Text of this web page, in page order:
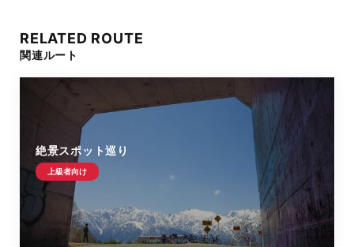
RELATED ROUTE
関連ルート
絶景スポット巡り
上級者向け